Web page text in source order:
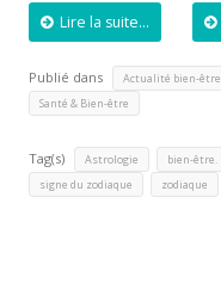
Lire la suite...
Publié dans Actualité bien-être
Santé & Bien-être
Tag(s) Astrologie bien-être.
signe du zodiaque zodiaque